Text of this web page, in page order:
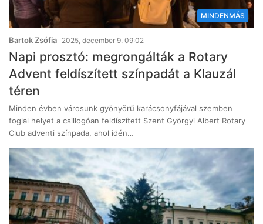
MINDENMÁS
Bartok Zsófia 2025, december 9. 09:02
Napi prosztó: megrongálták a Rotary
Advent feldíszített színpadát a Klauzál
téren
Minden évben városunk gyönyörű karácsonyfájával szemben
foglal helyet a csillogóan feldíszített Szent Györgyi Albert Rotary
Club adventi színpada, ahol idén…